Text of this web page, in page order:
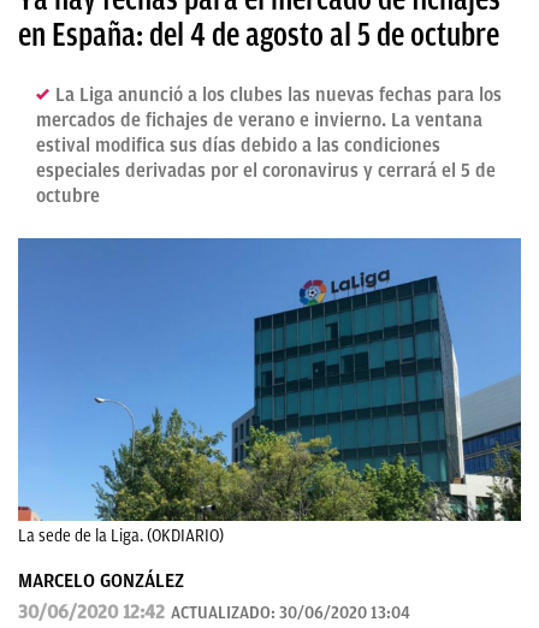
en España: del 4 de agosto al 5 de octubre
La Liga anunció a los clubes las nuevas fechas para los
mercados de fichajes de verano e invierno. La ventana
estival modifica sus días debido a las condiciones
especiales derivadas por el coronavirus y cerrará el 5 de
octubre
La sede de la Liga. (OKDIARIO)
MARCELO GONZÁLEZ
30/06/2020 12:42 ACTUALIZADO: 30/06/2020 13:04